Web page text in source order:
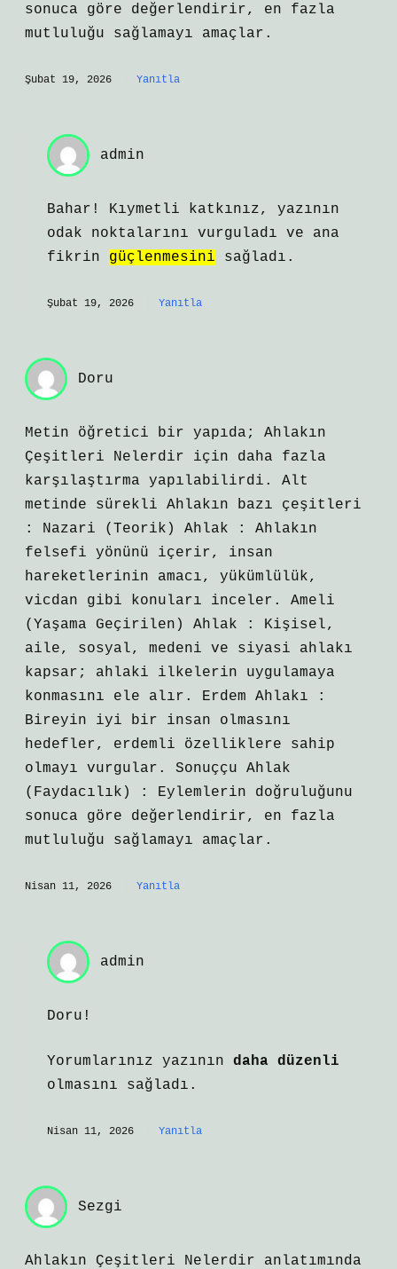
sonuca göre değerlendirir, en fazla
mutluluğu sağlamayı amaçlar.
Şubat 19, 2026 Yanıtla
admin
Bahar! Kıymetli katkınız, yazının
odak noktalarını vurguladı ve ana
fikrin güçlenmesini sağladı.
Şubat 19, 2026 Yanıtla
Doru
Metin öğretici bir yapıda; Ahlakın
Çeşitleri Nelerdir için daha fazla
karşılaştırma yapılabilirdi. Alt
metinde sürekli Ahlakın bazı çeşitleri
: Nazari (Teorik) Ahlak : Ahlakın
felsefi yönünü içerir, insan
hareketlerinin amacı, yükümlülük,
vicdan gibi konuları inceler. Ameli
(Yaşama Geçirilen) Ahlak : Kişisel,
aile, sosyal, medeni ve siyasi ahlakı
kapsar; ahlaki ilkelerin uygulamaya
konmasını ele alır. Erdem Ahlakı :
Bireyin iyi bir insan olmasını
hedefler, erdemli özelliklere sahip
olmayı vurgular. Sonuççu Ahlak
(Faydacılık) : Eylemlerin doğruluğunu
sonuca göre değerlendirir, en fazla
mutluluğu sağlamayı amaçlar.
Nisan 11, 2026 Yanıtla
admin
Doru!
Yorumlarınız yazının daha düzenli
olmasını sağladı.
Nisan 11, 2026 Yanıtla
Sezgi
Ahlakın Çeşitleri Nelerdir anlatımında